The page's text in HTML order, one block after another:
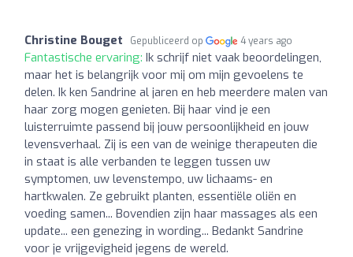
Christine Bouget Gepubliceerd op 4 years ago
Fantastische ervaring: Ik schrijf niet vaak beoordelingen,
maar het is belangrijk voor mij om mijn gevoelens te
delen. Ik ken Sandrine al jaren en heb meerdere malen van
haar zorg mogen genieten. Bij haar vind je een
luisterruimte passend bij jouw persoonlijkheid en jouw
levensverhaal. Zij is een van de weinige therapeuten die
in staat is alle verbanden te leggen tussen uw
symptomen, uw levenstempo, uw lichaams- en
hartkwalen. Ze gebruikt planten, essentiële oliën en
voeding samen... Bovendien zijn haar massages als een
update... een genezing in wording... Bedankt Sandrine
voor je vrijgevigheid jegens de wereld.